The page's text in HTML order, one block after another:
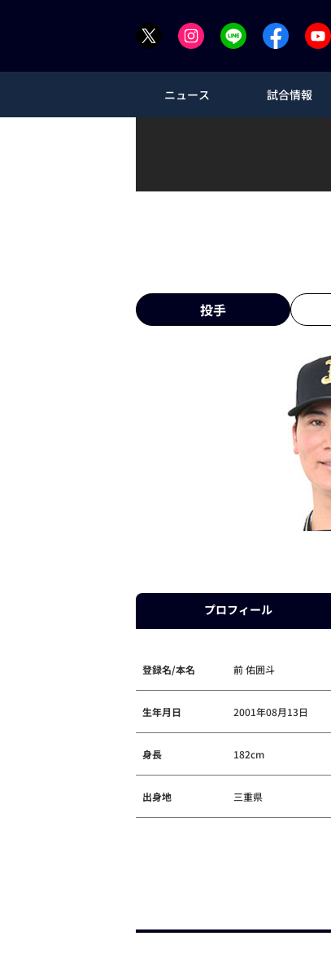
ニュース 試合情報
投手
プロフィール
登録名/本名 前 佑囲斗
生年月日 2001年08月13日
身長 182cm
出身地 三重県